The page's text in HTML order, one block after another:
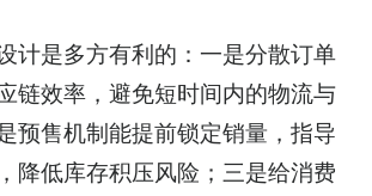
计是多方有利的：一是分散订单
链效率，避免短时间内的物流与
预售机制能提前锁定销量，指导
降低库存积压风险；三是给消费